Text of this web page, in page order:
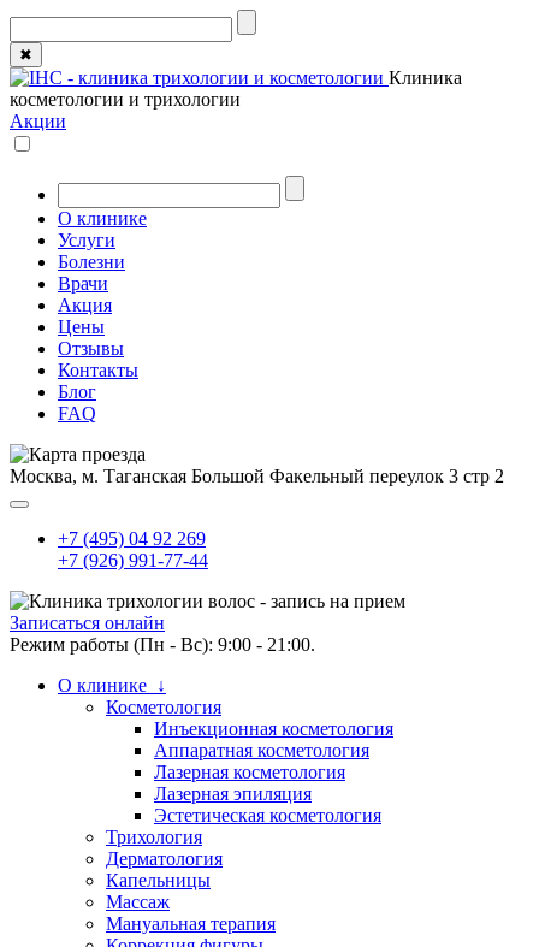
✖
Клиника
косметологии и трихологии
Акции
О клинике
Услуги
Болезни
Врачи
Акция
Цены
Отзывы
Контакты
Блог
FAQ
Москва, м. Таганская Большой Факельный переулок 3 стр 2
+7 (495) 04 92 269
+7 (926) 991-77-44
Записаться онлайн
Режим работы (Пн - Вс): 9:00 - 21:00.
О клинике ↓
Косметология
Инъекционная косметология
Аппаратная косметология
Лазерная косметология
Лазерная эпиляция
Эстетическая косметология
Трихология
Дерматология
Капельницы
Массаж
Мануальная терапия